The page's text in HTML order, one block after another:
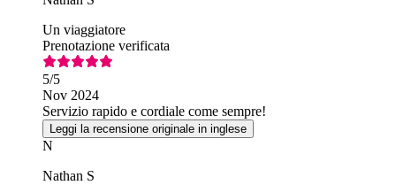
Un viaggiatore
Prenotazione verificata
5/5
Nov 2024
Servizio rapido e cordiale come sempre!
Leggi la recensione originale in inglese
N
Nathan S